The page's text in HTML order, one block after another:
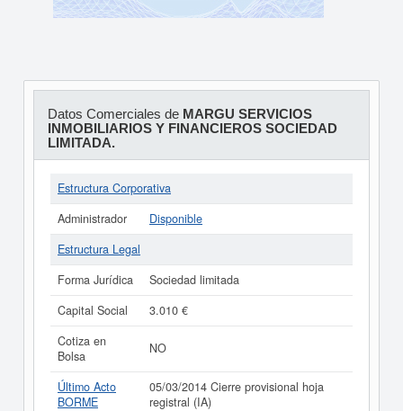
Datos Comerciales de MARGU SERVICIOS
INMOBILIARIOS Y FINANCIEROS SOCIEDAD
LIMITADA.
Estructura Corporativa
Administrador
Disponible
Estructura Legal
Forma Jurídica
Sociedad limitada
Capital Social
3.010 €
Cotiza en
Bolsa
NO
Último Acto
BORME
05/03/2014 Cierre provisional hoja
registral (IA)